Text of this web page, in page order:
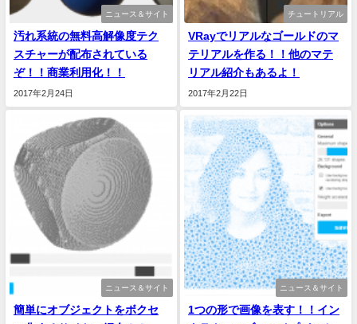
ニュース＆サイト
汚れ系統の無料高解像度テク
スチャーが配布されている
ぞ！！商業利用化！！
2017年2月24日
チュートリアル
VRayでリアルなゴールドのマ
テリアルを作る！！他のマテ
リアル紹介もあるよ！
2017年2月22日
ニュース＆サイト
簡単にオブジェクトをボクセ
ニュース＆サイト
1つの形で画像を表す！！イン